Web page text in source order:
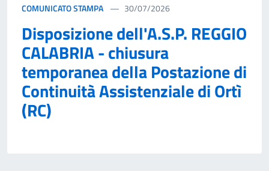
COMUNICATO STAMPA 30/07/2026
Disposizione dell'A.S.P. REGGIO
CALABRIA - chiusura
temporanea della Postazione di
Continuità Assistenziale di Ortì
(RC)